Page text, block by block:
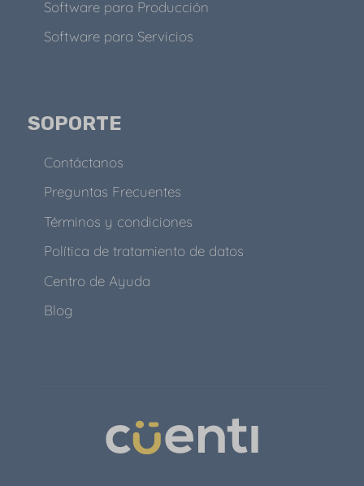
Software para Producción
Software para Servicios
SOPORTE
Contáctanos
Preguntas Frecuentes
Términos y condiciones
Política de tratamiento de datos
Centro de Ayuda
Blog